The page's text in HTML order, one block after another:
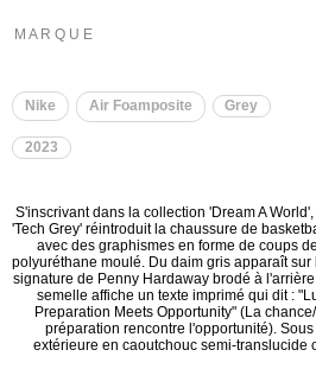
M A R Q U E
Nike Air Foamposite Grey
2023
S'inscrivant dans la collection 'Dream A
'Tech Grey' réintroduit la chaussure de
avec des graphismes en forme de coups
polyuréthane moulé. Du daim gris apparaît
signature de Penny Hardaway brodé à
semelle affiche un texte imprimé qui dit :
Preparation Meets Opportunity" (La
préparation rencontre l'opportunité).
extérieure en caoutchouc semi-translucide